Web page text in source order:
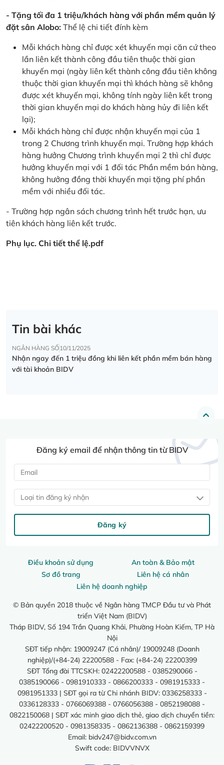
- Tặng tối đa 1 triệu/khách hàng với phần mềm quản lý
đặt sân Alobo: Thể lệ chi tiết đính kèm
Mỗi khách hàng chỉ được xét khuyến mại căn cứ theo
lần liên kết thành công đầu tiên thuộc thời gian
khuyến mại (ngày liên kết thành công đầu tiên không
thuộc thời gian khuyến mại thì khách hàng sẽ không
được xét khuyến mại, không tính ngày liên kết trong
thời gian khuyến mại do khách hàng hủy đi liên kết
lại);
Mỗi khách hàng chỉ được nhận khuyến mại của 1
trong 2 Chương trình khuyến mại. Trường hợp khách
hàng hưởng Chương trình khuyến mại 2 thì chỉ được
hưởng khuyến mại với 1 đối tác Phần mềm bán hàng,
không hưởng đồng thời khuyến mại tặng phí phần
mềm với nhiều đối tác.
- Trường hợp ngân sách chương trình hết trước hạn, ưu
tiên khách hàng liên kết trước.
Phụ lục. Chi tiết thể lệ.pdf
Tin bài khác
NGÂN HÀNG SỐ10/11/2025
Nhận ngay đến 1 triệu đồng khi liên kết phần mềm bán hàng
với tài khoản BIDV
Điều khoản sử dụng
An toàn & Bảo mật
Sơ đồ trang
Liên hệ cá nhân
Liên hệ doanh nghiệp
© Bản quyền 2018 thuộc về Ngân hàng TMCP Đầu tư và Phát
triển Việt Nam (BIDV)
Tháp BIDV, Số 194 Trần Quang Khải, Phường Hoàn Kiếm, TP Hà
Nội
SĐT tiếp nhận: 19009247 (Cá nhân)/ 19009248 (Doanh
nghiệp)/(+84-24) 22200588 - Fax: (+84-24) 22200399
SĐT Tổng đài TTCSKH: 02422200588 - 0385290066 -
0385190066 - 0981910333 - 0866200333 - 0981915333 -
0981951333 | SĐT gọi ra từ Chi nhánh BIDV: 0336258333 -
0336128333 - 0766069388 - 0766056388 - 0852198088 -
0822150068 | SĐT xác minh giao dịch thẻ, giao dịch chuyển tiền:
02422200520 - 0981358335 - 0862136388 - 0862159399
Email: bidv247@bidv.com.vn
Swift code: BIDVVNVX
Đăng ký email để nhận thông tin từ BIDV
Loại tin đăng ký nhận
Đăng ký